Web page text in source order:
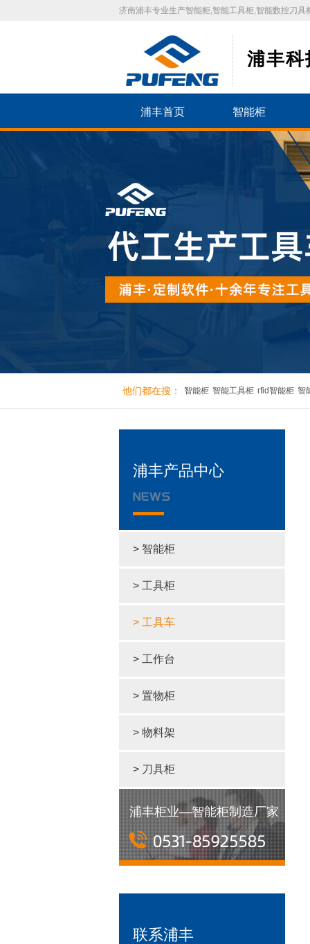
济南浦丰专业生产智能柜,智能工具柜,智能数控刀具
浦丰
浦丰首页 智能柜
他们都在搜： 智能柜 智能工具柜 rfid智能柜 智
浦丰产品中心
> 智能柜
> 工具柜
> 工具车
> 工作台
> 置物柜
> 物料架
> 刀具柜
浦丰柜业—智能柜制造厂家
联系浦丰